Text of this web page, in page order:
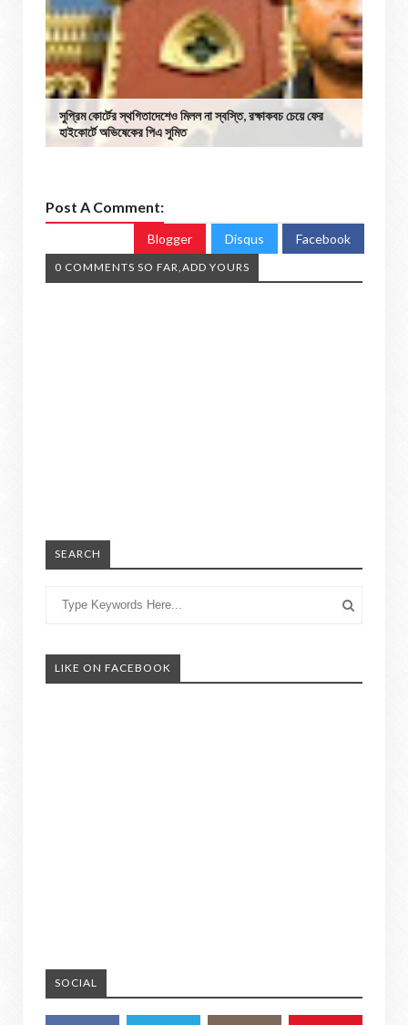
সুপ্রিম কোর্টের স্থগিতাদেশেও মিলল না স্বস্তি, রক্ষাকবচ চেয়ে ফের
হাইকোর্টে অভিষেকের পিএ সুমিত
Post A Comment:
Blogger Disqus Facebook
0 COMMENTS SO FAR,ADD YOURS
SEARCH
LIKE ON FACEBOOK
SOCIAL